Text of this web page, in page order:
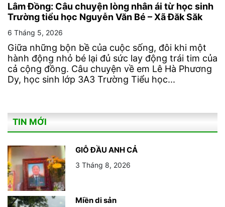
Lâm Đồng: Câu chuyện lòng nhân ái từ học sinh
Trường tiểu học Nguyễn Văn Bé – Xã Đăk Săk
6 Tháng 5, 2026
Giữa những bộn bề của cuộc sống, đôi khi một
hành động nhỏ bé lại đủ sức lay động trái tim của
cả cộng đồng. Câu chuyện về em Lê Hà Phương
Dy, học sinh lớp 3A3 Trường Tiểu học...
TIN MỚI
GIỖ ĐẦU ANH CẢ
3 Tháng 8, 2026
Miền di sản